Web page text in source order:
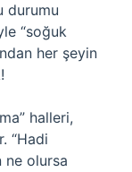
durumu
“soğuk
her şeyin
halleri,
“Hadi
ne olursa